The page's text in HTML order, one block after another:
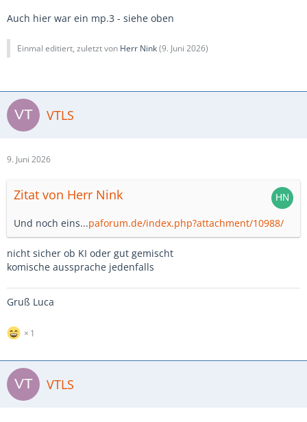
Auch hier war ein mp.3 - siehe oben
Einmal editiert, zuletzt von Herr Nink(9. Juni 2026)
VTLS
9. Juni 2026
Zitat von Herr Nink
Und noch eins...paforum.de/index.php?attachment/10988/
nicht sicher ob KI oder gut gemischt
komische aussprache jedenfalls
Gruß Luca
1
VTLS